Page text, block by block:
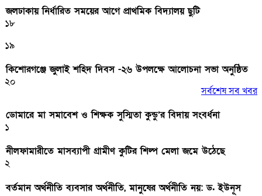
জলঢাকায় নির্ধারিত সময়ের আগে প্রাথমিক বিদ্যালয় ছুটি
১৮
১৯
কিশোরগঞ্জে জুলাই শহিদ দিবস -২৬ উপলক্ষে আলোচনা সভা অনুষ্ঠিত
২০
সর্বশেষ সব খবর
ডোমারে মা সমাবেশ ও শিক্ষক সুস্মিতা কুন্ডু’র বিদায় সংবর্ধনা
১
নীলফামারীতে মাসব্যাপী গ্রামীণ কুটির শিল্প মেলা জমে উঠেছে
২
বর্তমান অর্থনীতি ব্যবসার অর্থনীতি, মানুষের অর্থনীতি নয়: ড. ইউনূস